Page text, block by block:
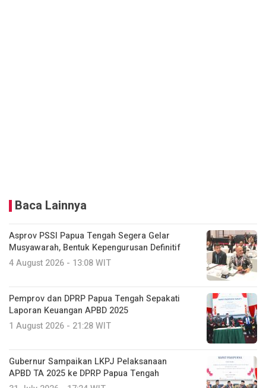
Baca Lainnya
Asprov PSSI Papua Tengah Segera Gelar
Musyawarah, Bentuk Kepengurusan Definitif
4 August 2026 - 13:08 WIT
Pemprov dan DPRP Papua Tengah Sepakati
Laporan Keuangan APBD 2025
1 August 2026 - 21:28 WIT
Gubernur Sampaikan LKPJ Pelaksanaan
APBD TA 2025 ke DPRP Papua Tengah